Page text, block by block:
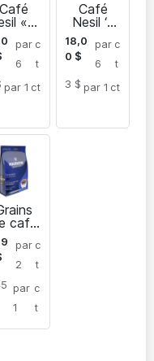
Café
« 3
1 »
par
6
c
t
par 1 ct
Café
Nesil ‘3
en 1’
Cappucci
no
18,0
0 $
par
6
c
t
3 $ par 1 ct
café
de
Brésil
1 kg
par
2
c
t
par
1
c
t